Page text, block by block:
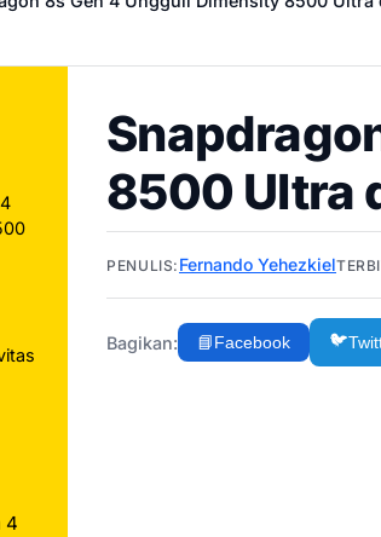
4
8500 Ultra
PENULIS: Fernando Yehezkiel
Bagikan: 📘Facebook 🐦